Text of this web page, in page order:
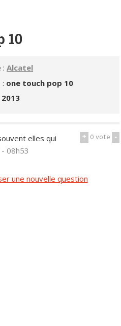
10
:Alcatel
one touch pop 10
2013
+ 0vote -
elles qui
08h53
une nouvelle question